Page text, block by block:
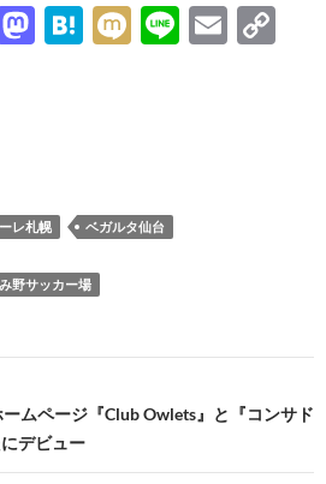
M
n
H
M Li
E
レ札幌 ベガルタ仙台
野サッカー場
ムページ『Club Owlets』と『コンサド
デビュー